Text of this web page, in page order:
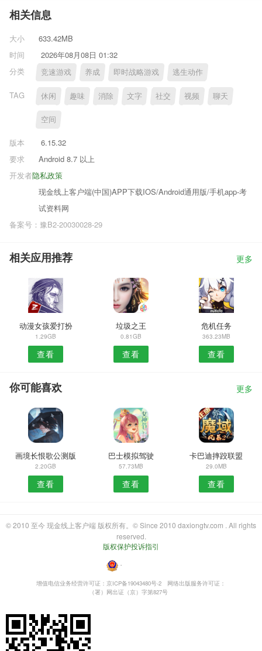
相关信息
大小
633.42MB
时间
2026年08月08日 01:32
分类
竞速游戏 养成 即时战略游戏 逃生动作
TAG 休闲 趣味 消除 文字 社交 视频 聊天
空间
版本
6.15.32
要求
Android 8.7 以上
隐私政策
开发者
现金线上客户端(中国)APP下载IOS/Android通用版/手机app-考
试资料网
备案号：豫B2-20030028-29
相关应用推荐 更多
动漫女孩爱打扮
1.29GB
查看
垃圾之王
0.81GB
查看
危机任务
363.23MB
查看
你可能喜欢 更多
画境长恨歌公测版
2.20GB
查看
巴士模拟驾驶
57.73MB
查看
卡巴迪摔跤联盟
29.0MB
查看
© 2010 至今 现金线上客户端 版权所有。© Since 2010 daxiongtv.com . All rights
reserved.
版权保护投诉指引
・
增值电信业务经营许可证：京ICP备19043480号-2
网络出版服务许可证：
（署）网出证（京）字第827号